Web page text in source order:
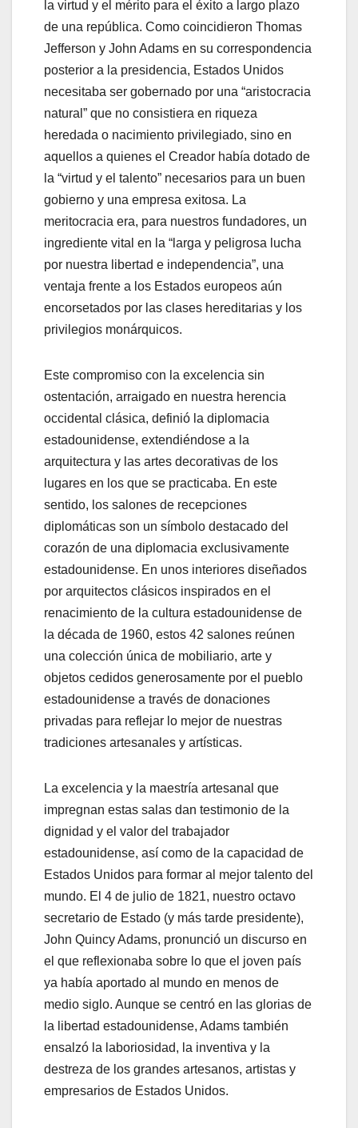
la virtud y el mérito para el éxito a largo plazo
de una república. Como coincidieron Thomas
Jefferson y John Adams en su correspondencia
posterior a la presidencia, Estados Unidos
necesitaba ser gobernado por una “aristocracia
natural” que no consistiera en riqueza
heredada o nacimiento privilegiado, sino en
aquellos a quienes el Creador había dotado de
la “virtud y el talento” necesarios para un buen
gobierno y una empresa exitosa. La
meritocracia era, para nuestros fundadores, un
ingrediente vital en la “larga y peligrosa lucha
por nuestra libertad e independencia”, una
ventaja frente a los Estados europeos aún
encorsetados por las clases hereditarias y los
privilegios monárquicos.
Este compromiso con la excelencia sin
ostentación, arraigado en nuestra herencia
occidental clásica, definió la diplomacia
estadounidense, extendiéndose a la
arquitectura y las artes decorativas de los
lugares en los que se practicaba. En este
sentido, los salones de recepciones
diplomáticas son un símbolo destacado del
corazón de una diplomacia exclusivamente
estadounidense. En unos interiores diseñados
por arquitectos clásicos inspirados en el
renacimiento de la cultura estadounidense de
la década de 1960, estos 42 salones reúnen
una colección única de mobiliario, arte y
objetos cedidos generosamente por el pueblo
estadounidense a través de donaciones
privadas para reflejar lo mejor de nuestras
tradiciones artesanales y artísticas.
La excelencia y la maestría artesanal que
impregnan estas salas dan testimonio de la
dignidad y el valor del trabajador
estadounidense, así como de la capacidad de
Estados Unidos para formar al mejor talento del
mundo. El 4 de julio de 1821, nuestro octavo
secretario de Estado (y más tarde presidente),
John Quincy Adams, pronunció un discurso en
el que reflexionaba sobre lo que el joven país
ya había aportado al mundo en menos de
medio siglo. Aunque se centró en las glorias de
la libertad estadounidense, Adams también
ensalzó la laboriosidad, la inventiva y la
destreza de los grandes artesanos, artistas y
empresarios de Estados Unidos.